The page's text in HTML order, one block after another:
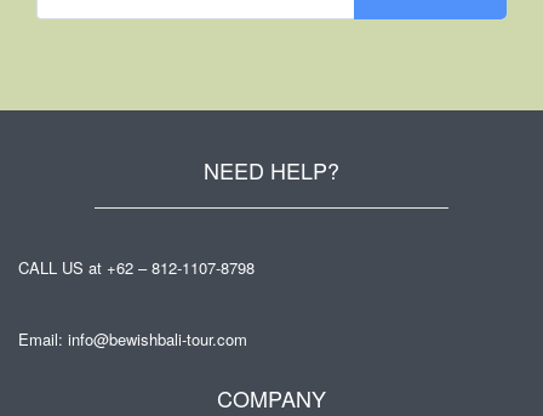
NEED HELP?
CALL US at +62 – 812-1107-8798
Email: info@bewishbali-tour.com
COMPANY